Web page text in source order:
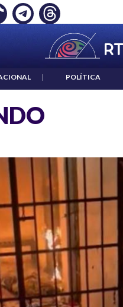
EMPLEO: JP MORGAN
| POLÍTICA